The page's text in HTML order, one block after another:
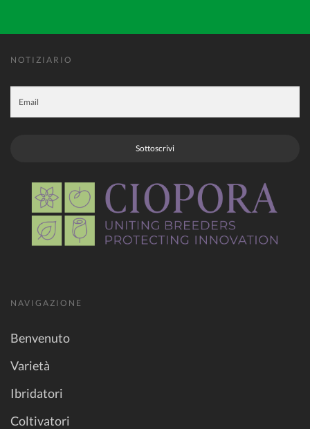
NOTIZIARIO
Sottoscrivi
NAVIGAZIONE
Benvenuto
Varietà
Ibridatori
Coltivatori